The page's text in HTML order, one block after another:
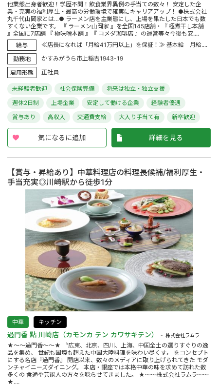
他業態出身者歓迎！学歴不問！飲食業界異例の手当ての数々！ 安定した企
業・充実の福利厚生・最高の労働環境で確実にキャリアアップ！ ●株式会社
丸千代山岡家とは…● ラーメン店を主業態にし、上場を果たした日本でも数
すくない企業です。 『 ラーメン山岡家 』を全国145店舗・『 極煮干し本舗
』全国に7店舗 『 極味噌本舗 』『 コメダ珈琲店 』の運営等々今後も安....
給与
≪店長になれば「月給41万円以上」を保証！≫ 基本給 月給....
勤務地
かすみがうら市上稲吉1943-19
雇用形態
正社員
未経験者歓迎 社会保険完備
将来は独立・独立支援
週休2日制
上場企業 安定して働ける企業
経験者優遇
賞与あり
高収入 交通費支給 大入り手当て有 新卒歓迎
気になるに追加 詳細を見る
【賞与・昇給あり】中華料理店の料理長候補/福利厚生・
手当充実◎川崎駅から徒歩1分
中華 キッチン
過門香 點 川崎店（カモンカ テン カワサキテン） 株式会社ラムラ
★～～過門香～～★ 〝広東、北京、四川、上海、中国全土の選りすぐりの逸
品を集め、 世紀も国境も超えた中国大陸料理を味わい尽くす〟 をコンセプト
にする名店『過門香』 開店以来、数々のメディアに取り上げられてきた モダ
ンチャイニーズダイニング。 本店・銀座では本格中華の味を求めて訪れた数
多くの 食通や芸能人の方々を唸らせてきました。 ★～～株式会社ラムラ～～
★....